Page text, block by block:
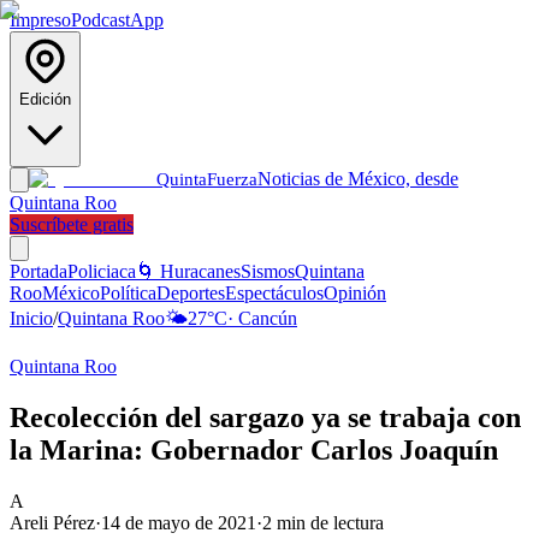
ImpresoPodcastApp
Edición
QuintaFuerzaNoticias de México, desde
Quintana Roo
Suscríbete gratis
PortadaPoliciaca 🌀 HuracanesSismosQuintana
RooMéxicoPolíticaDeportesEspectáculosOpinión
Inicio/Quintana Roo🌤️27°C· Cancún
Quintana Roo
Recolección del sargazo ya se trabaja con
la Marina: Gobernador Carlos Joaquín
A
Areli Pérez·14 de mayo de 2021 ·2 min de lectura